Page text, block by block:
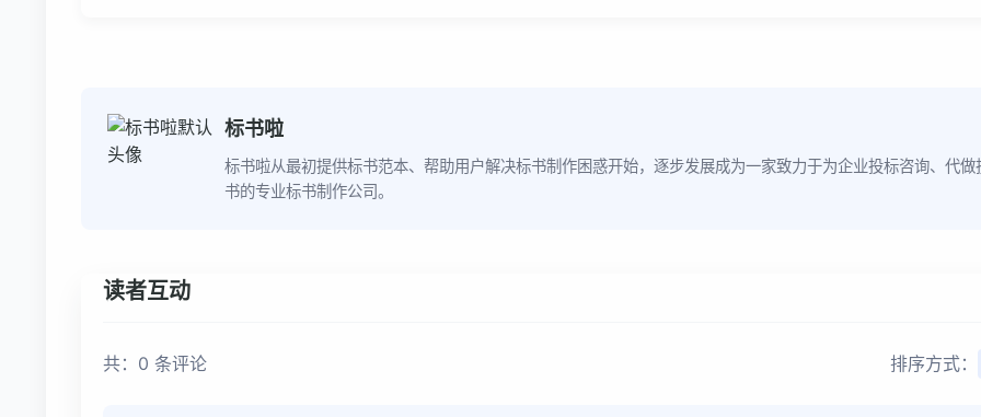
标书啦
标书啦从最初提供标书范本、帮助用户解决标书制作困惑开始，逐步发展成为一家致力于为企业投标咨询、代做
书的专业标书制作公司。
读者互动
共：0 条评论 排序方式：